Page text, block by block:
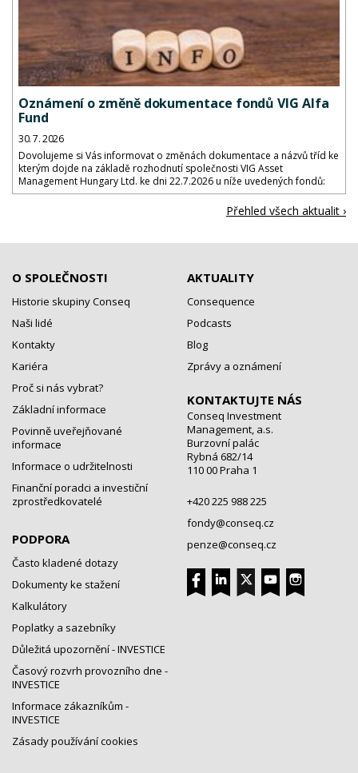
Oznámení o změně dokumentace fondů VIG Alfa
Fund
30. 7. 2026
Dovolujeme si Vás informovat o změnách dokumentace a názvů tříd ke
kterým dojde na základě rozhodnutí společnosti VIG Asset
Management Hungary Ltd. ke dni 22.7.2026 u níže uvedených fondů:
Přehled všech aktualit ›
O SPOLEČNOSTI
Historie skupiny Conseq
Naši lidé
Kontakty
Kariéra
Proč si nás vybrat?
Základní informace
Povinně uveřejňované
informace
Informace o udržitelnosti
Finanční poradci a investiční
zprostředkovatelé
PODPORA
Často kladené dotazy
Dokumenty ke stažení
Kalkulátory
Poplatky a sazebníky
Důležitá upozornění - INVESTICE
Časový rozvrh provozního dne -
INVESTICE
Informace zákazníkům -
INVESTICE
Zásady používání cookies
AKTUALITY
Consequence
Podcasts
Blog
Zprávy a oznámení
KONTAKTUJTE NÁS
Conseq Investment
Management, a.s.
Burzovní palác
Rybná 682/14
110 00 Praha 1
+420 225 988 225
fondy@conseq.cz
penze@conseq.cz